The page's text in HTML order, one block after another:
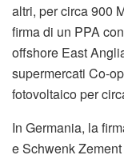
altri, per circa 900
firma di un PPA
offshore East
supermercati Co-
fotovoltaico per
In Germania, la
e Schwenk